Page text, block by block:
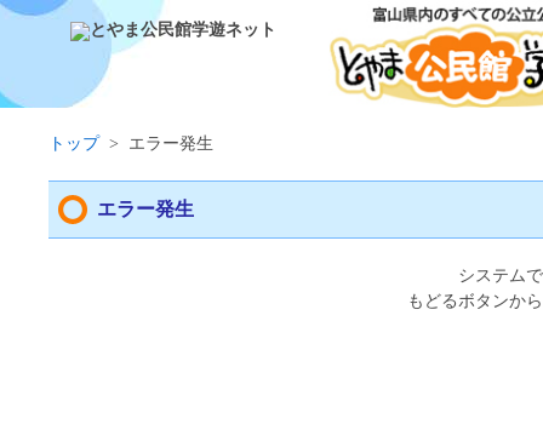
トップ > エラー発生
エラー発生
システム
もどるボタンか